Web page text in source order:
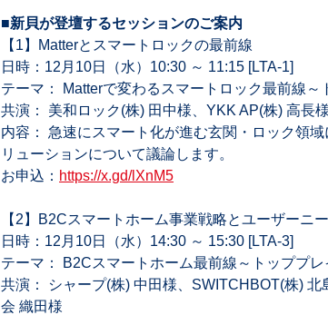
■新貝が登壇するセッションのご案内
【1】Matterとスマートロックの最前線
日時：12月10日（水）10:30 ～ 11:15 [LTA-1]
テーマ： Matterで変わるスマートロック最前線
共演： 美和ロック(株) 田中様、YKK AP(株) 高長
内容： 急速にスマート化が進む玄関・ロック領
リューションについて議論します。
お申込： https://x.gd/lXnM5
【2】B2Cスマートホーム事業戦略とユーザーニ
日時：12月10日（水）14:30 ～ 15:30 [LTA-3]
テーマ： B2Cスマートホーム最前線～トッププ
共演： シャープ(株) 中田様、SWITCHBOT(株)
会 織田様